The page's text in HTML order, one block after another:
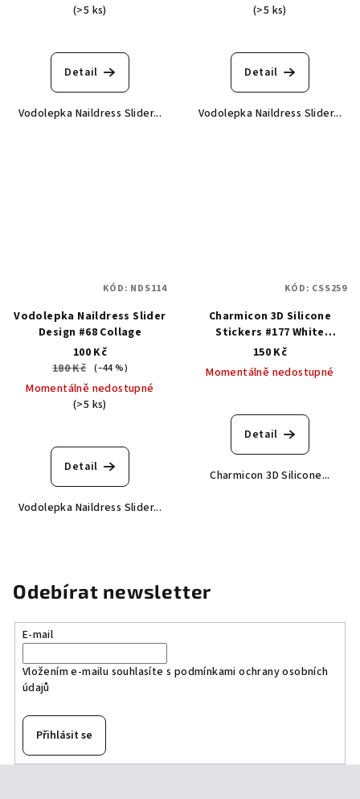
(>5 ks)
Detail
Vodolepka Naildress Slider...
(>5 ks)
Detail
Vodolepka Naildress Slider...
Vodolepka Naildress Slider
Design #68 Collage
100 Kč
180 Kč (–44 %)
Momentálně nedostupné
(>5 ks)
Detail
Vodolepka Naildress Slider...
KÓD: NDS114
Charmicon 3D Silicone
Stickers #177 White
Flowers - samolepka
150 Kč
Momentálně nedostupné
Detail
Charmicon 3D Silicone...
KÓD: CSS259
Odebírat newsletter
E-mail
Vložením e-mailu souhlasíte s podmínkami ochrany osobních
údajů
Přihlásit se